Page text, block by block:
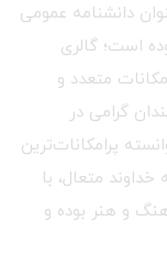
دانشنامه عمومی
است؛ گالری
متعدد و
گرامی در
پرامکانات‌ترین
متعال، با
و هنر بوده و